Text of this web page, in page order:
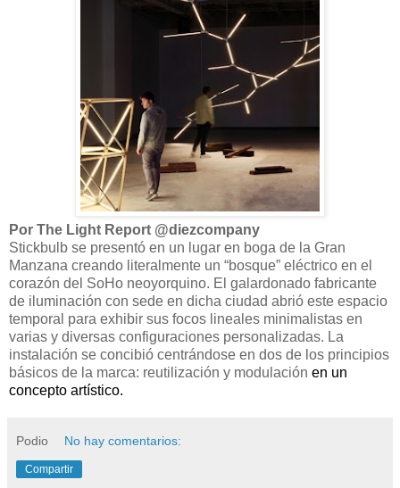
Por The Light Report @diezcompany
Stickbulb se presentó en un lugar en boga de la Gran
Manzana creando literalmente un “bosque” eléctrico en el
corazón del SoHo neoyorquino. El galardonado fabricante
de iluminación con sede en dicha ciudad abrió este espacio
temporal para exhibir sus focos lineales minimalistas en
varias y diversas configuraciones personalizadas. La
instalación se concibió centrándose en dos de los principios
básicos de la marca: reutilización y modulación en un
concepto artístico.
Podio No hay comentarios:
Compartir